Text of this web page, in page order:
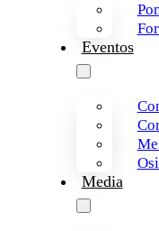
Eventos
Media